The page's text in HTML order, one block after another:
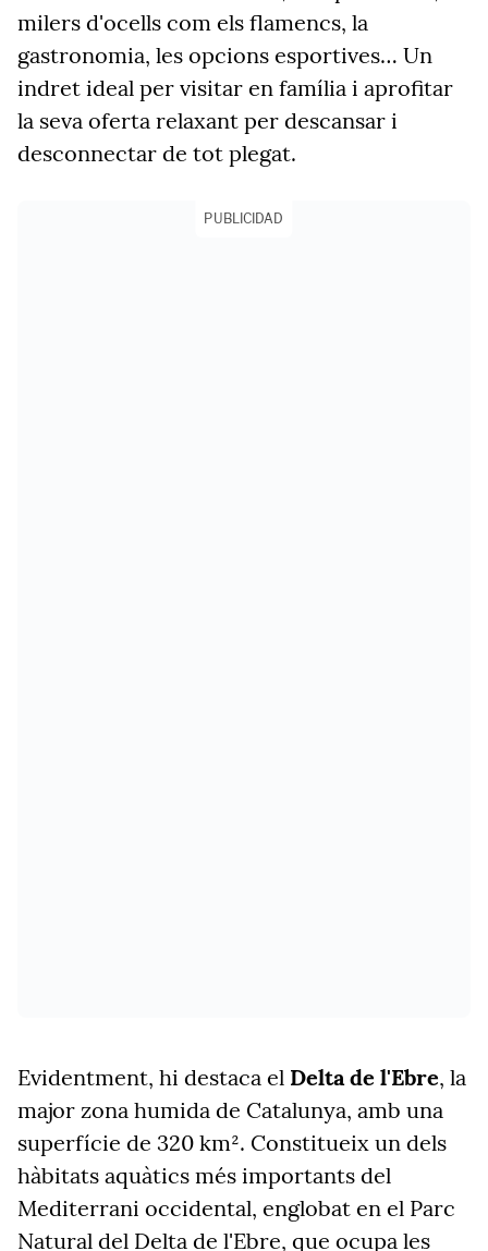
milers d'ocells com els flamencs, la
gastronomia, les opcions esportives… Un
indret ideal per visitar en família i aprofitar
la seva oferta relaxant per descansar i
desconnectar de tot plegat.
PUBLICIDAD
Evidentment, hi destaca el Delta de l'Ebre, la
major zona humida de Catalunya, amb una
superfície de 320 km². Constitueix un dels
hàbitats aquàtics més importants del
Mediterrani occidental, englobat en el Parc
Natural del Delta de l'Ebre, que ocupa les